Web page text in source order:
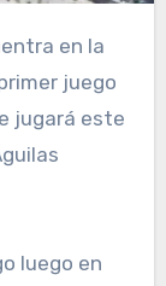
en la
juego
jugará este
luego en